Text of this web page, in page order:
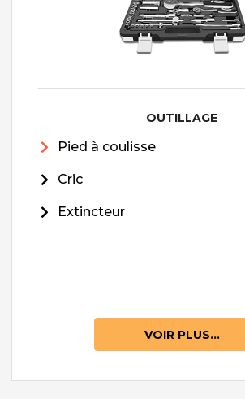
OUTILLAGE
Pied à coulisse
Cric
Extincteur
VOIR PLUS...